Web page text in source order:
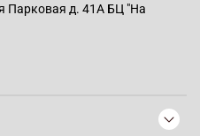
Парковая д. 41А БЦ "На